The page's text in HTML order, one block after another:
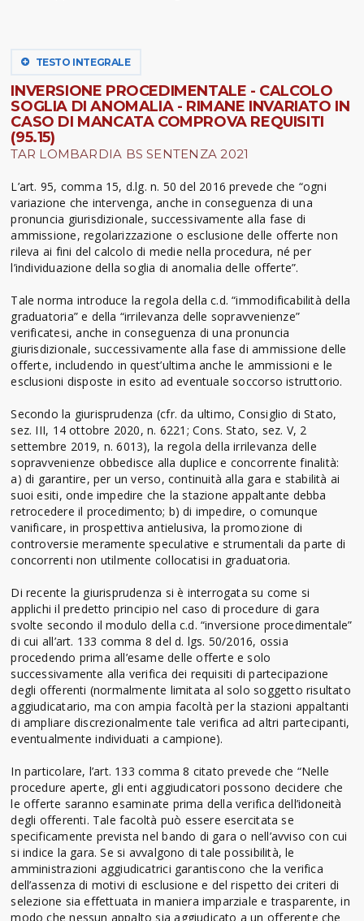
TESTO INTEGRALE
INVERSIONE PROCEDIMENTALE - CALCOLO
SOGLIA DI ANOMALIA - RIMANE INVARIATO IN
CASO DI MANCATA COMPROVA REQUISITI
(95.15)
TAR LOMBARDIA BS SENTENZA 2021
L’art. 95, comma 15, d.lg. n. 50 del 2016 prevede che “ogni
variazione che intervenga, anche in conseguenza di una
pronuncia giurisdizionale, successivamente alla fase di
ammissione, regolarizzazione o esclusione delle offerte non
rileva ai fini del calcolo di medie nella procedura, né per
l’individuazione della soglia di anomalia delle offerte”.
Tale norma introduce la regola della c.d. “immodificabilità della
graduatoria” e della “irrilevanza delle sopravvenienze”
verificatesi, anche in conseguenza di una pronuncia
giurisdizionale, successivamente alla fase di ammissione delle
offerte, includendo in quest’ultima anche le ammissioni e le
esclusioni disposte in esito ad eventuale soccorso istruttorio.
Secondo la giurisprudenza (cfr. da ultimo, Consiglio di Stato,
sez. III, 14 ottobre 2020, n. 6221; Cons. Stato, sez. V, 2
settembre 2019, n. 6013), la regola della irrilevanza delle
sopravvenienze obbedisce alla duplice e concorrente finalità:
a) di garantire, per un verso, continuità alla gara e stabilità ai
suoi esiti, onde impedire che la stazione appaltante debba
retrocedere il procedimento; b) di impedire, o comunque
vanificare, in prospettiva antielusiva, la promozione di
controversie meramente speculative e strumentali da parte di
concorrenti non utilmente collocatisi in graduatoria.
Di recente la giurisprudenza si è interrogata su come si
applichi il predetto principio nel caso di procedure di gara
svolte secondo il modulo della c.d. “inversione procedimentale”
di cui all’art. 133 comma 8 del d. lgs. 50/2016, ossia
procedendo prima all’esame delle offerte e solo
successivamente alla verifica dei requisiti di partecipazione
degli offerenti (normalmente limitata al solo soggetto risultato
aggiudicatario, ma con ampia facoltà per la stazioni appaltanti
di ampliare discrezionalmente tale verifica ad altri partecipanti,
eventualmente individuati a campione).
In particolare, l’art. 133 comma 8 citato prevede che “Nelle
procedure aperte, gli enti aggiudicatori possono decidere che
le offerte saranno esaminate prima della verifica dell’idoneità
degli offerenti. Tale facoltà può essere esercitata se
specificamente prevista nel bando di gara o nell’avviso con cui
si indice la gara. Se si avvalgono di tale possibilità, le
amministrazioni aggiudicatrici garantiscono che la verifica
dell’assenza di motivi di esclusione e del rispetto dei criteri di
selezione sia effettuata in maniera imparziale e trasparente, in
modo che nessun appalto sia aggiudicato a un offerente che